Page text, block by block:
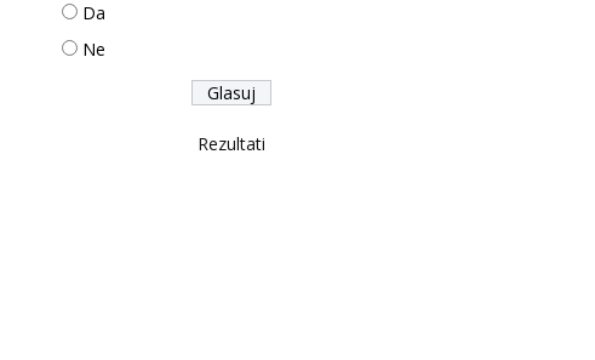
Da
Ne
Rezultati